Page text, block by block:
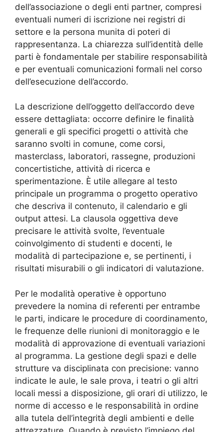
dell’associazione o degli enti partner, compresi
eventuali numeri di iscrizione nei registri di
settore e la persona munita di poteri di
rappresentanza. La chiarezza sull’identità delle
parti è fondamentale per stabilire responsabilità
e per eventuali comunicazioni formali nel corso
dell’esecuzione dell’accordo.
La descrizione dell’oggetto dell’accordo deve
essere dettagliata: occorre definire le finalità
generali e gli specifici progetti o attività che
saranno svolti in comune, come corsi,
masterclass, laboratori, rassegne, produzioni
concertistiche, attività di ricerca e
sperimentazione. È utile allegare al testo
principale un programma o progetto operativo
che descriva il contenuto, il calendario e gli
output attesi. La clausola oggettiva deve
precisare le attività svolte, l’eventuale
coinvolgimento di studenti e docenti, le
modalità di partecipazione e, se pertinenti, i
risultati misurabili o gli indicatori di valutazione.
Per le modalità operative è opportuno
prevedere la nomina di referenti per entrambe
le parti, indicare le procedure di coordinamento,
le frequenze delle riunioni di monitoraggio e le
modalità di approvazione di eventuali variazioni
al programma. La gestione degli spazi e delle
strutture va disciplinata con precisione: vanno
indicate le aule, le sale prova, i teatri o gli altri
locali messi a disposizione, gli orari di utilizzo, le
norme di accesso e le responsabilità in ordine
alla tutela dell’integrità degli ambienti e delle